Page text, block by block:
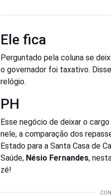
Ele fica
Perguntado pela coluna se
o governador foi taxativo.
relógio.
PH
Esse negócio de deixar o
nele, a comparação dos
Estado para a Santa Casa de
Saúde, Nésio Fernandes,
zé!